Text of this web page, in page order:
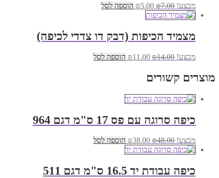
מבצע! ₪7.00
המחיר
המקורי
היה:
₪7.00.
₪5.00
המחיר
₪5.00.
הוספה לסל
מצמיד הכיפות (דבק דו צדדי לכיפה)
מבצע! ₪14.00
המחיר
היה:
₪14.00.
₪11.00
המחיר
הוספה לסל
מוצרים קשורים
כיפה סרוגה עם פס 17 ס"מ דגם 964
מבצע! ₪48.00
המחיר
המקורי
היה:
₪48.00.
₪38.00
המחיר
הנוכחי
הוא:
₪38.00.
הוספה לסל
כיפה עבודת יד 16.5 ס"מ דגם 511